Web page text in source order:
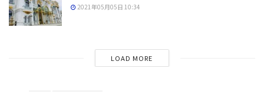
2021年05月05日 10:34
LOAD MORE